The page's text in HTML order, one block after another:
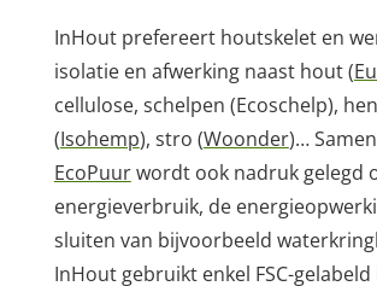
InHout prefereert houtskelet en
isolatie en afwerking naast hout (
cellulose, schelpen (Ecoschelp),
(Isohemp), stro (Woonder)…
EcoPuurwordt ook nadruk gelegd
energieverbruik, de
sluiten van bijvoorbeeld
InHout gebruikt enkel FSC-